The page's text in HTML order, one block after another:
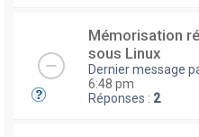
Mémorisation
sous Linux
Dernier message
6:48 pm
Réponses : 2